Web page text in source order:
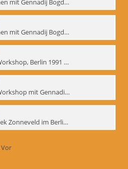
Probeaufnahmen mit Gennadij Bogdanow und Aufnahmen von Biomechanik-Workshop, Berlin 1991 - Interne Signatur: BM-vid-46
Probeaufnahmen mit Gennadij Bogdanow und Aufnahmen von Biomechanik-Workshop, Berlin 1991, Ausschnitt 2 - Interne Signatur: BM-vid-46_A2
Biomechanik-Workshop, Berlin 1991 und Probeaufnahmen mit Gennadij Bogdanow - Interne Signatur: BM-vid-47
Biomechanik-Workshop mit Gennadij Bogdanow, Berlin 1991 - Interne Signatur: BM-vid-48
Vortrag von Loek Zonneveld im Berliner Ensemble am 04.10.1991 - Interne Signatur: BM-vid-49
Vor